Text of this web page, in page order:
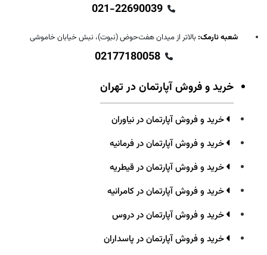
021-22690039
شعبه نارمک: بالاتر از میدان هفت‌حوض (نبوت)، نبش خیابان خاموشی
02177180058
خرید و فروش آپارتمان در تهران
خرید و فروش آپارتمان در نیاوران
خرید و فروش آپارتمان در فرمانیه
خرید و فروش آپارتمان در قیطریه
خرید و فروش آپارتمان در کامرانیه
خرید و فروش آپارتمان در دروس
خرید و فروش آپارتمان در پاسداران